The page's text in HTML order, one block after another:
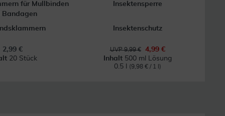
für Mullbinden
Bandagen
2,99 €
20 Stück
Insektensperre
Insektenschutz
UVP 9,99 €
4,99 €
Inhalt 500 ml Lösung
0.5 l
(9,98 € / 1 l)